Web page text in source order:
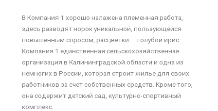
В Компания 1 хорошо налажена племенная работа,
здесь разводят норок уникальной, пользующейся
повышенным спросом, расцветки — голубой ирис.
Компания 1 единственная сельскохозяйственная
организация в Калининградской области и одна из
немногих в России, которая строит жилье для своих
работников за счет собственных средств. Кроме того,
она содержит детский сад, культурно-спортивный
комплекс.